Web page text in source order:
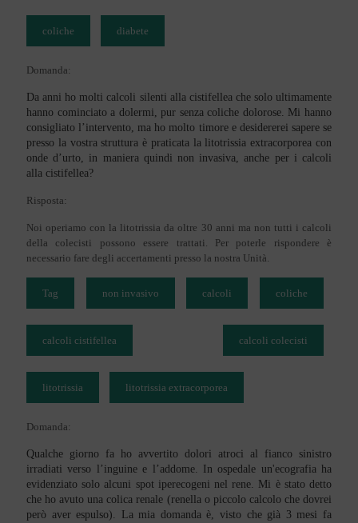
coliche diabete
Domanda:
Da anni ho molti calcoli silenti alla cistifellea che solo ultimamente
hanno cominciato a dolermi, pur senza coliche dolorose. Mi hanno
consigliato l’intervento, ma ho molto timore e desidererei sapere se
presso la vostra struttura è praticata la litotrissia extracorporea con
onde d’urto, in maniera quindi non invasiva, anche per i calcoli
alla cistifellea?
Risposta:
Noi operiamo con la litotrissia da oltre 30 anni ma non tutti i calcoli
della colecisti possono essere trattati. Per poterle rispondere è
necessario fare degli accertamenti presso la nostra Unità.
Tag non invasivo calcoli coliche
calcoli cistifellea calcoli colecisti
litotrissia litotrissia extracorporea
Domanda:
Qualche giorno fa ho avvertito dolori atroci al fianco sinistro
irradiati verso l’inguine e l’addome. In ospedale un'ecografia ha
evidenziato solo alcuni spot iperecogeni nel rene. Mi è stato detto
che ho avuto una colica renale (renella o piccolo calcolo che dovrei
però aver espulso). La mia domanda è, visto che già 3 mesi fa